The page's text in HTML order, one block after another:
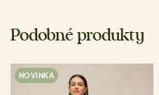
Podobné produkty
NOVINKA